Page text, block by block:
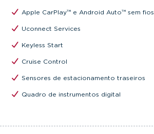
Apple CarPlay™ e Android Auto™ sem fios
Uconnect Services
Keyless Start
Cruise Control
Sensores de estacionamento traseiros
Quadro de instrumentos digital